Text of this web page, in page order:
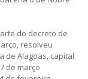
do decreto de
resolveu
de Alagoas, capital
de março